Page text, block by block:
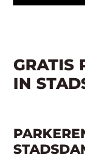
GRATIS
IN